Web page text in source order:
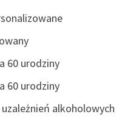
60 urodziny
60 urodziny
alkoholowych